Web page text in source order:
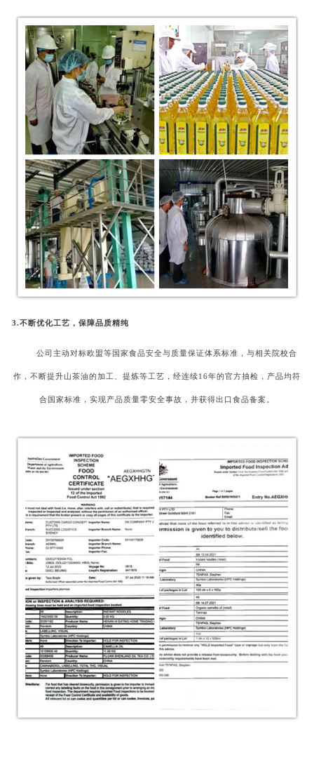
3.不断优化工艺，保障品质精纯
公司主动对标欧盟等国家食品安全与质量保证体系标准，与相关院校合
作，不断提升山茶油的加工、提炼等工艺，经连续16年的官方抽检，产品均符
合国家标准，实现产品质量零安全事故，并获得出口食品备案。